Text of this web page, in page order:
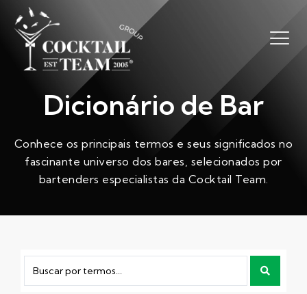
Dicionário de Bar
Conhece os principais termos e seus significados no
fascinante universo dos bares, selecionados por
bartenders especialistas da Cocktail Team.